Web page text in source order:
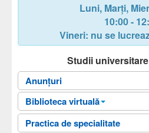
Luni, Marți,
10:00 -
Vineri: nu se
Studii
Anunțuri
Biblioteca virtuală
Biblioteca Facultatii
Practica de specialitate